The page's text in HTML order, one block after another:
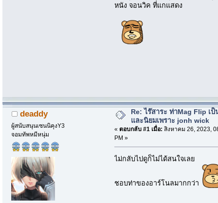
หนัง จอนวิค ที่แกแสดง
deaddy
ผู้สนับสนุนเซนนิคุงY3
จอมทัพหมีหนุ่ม
Re: ไร๊สาระ ท่าMag Flip เป็
และนิยมเพราะ jonh wick
« ตอบกลับ #1 เมื่อ: สิงหาคม 26, 2023,
PM »
ไม่กลับไปดูก็ไม่ได้สนใจเลย
ชอบท่าของอาร์โนลมากกว่า